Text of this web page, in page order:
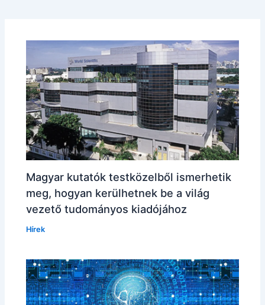
Magyar kutatók testközelből ismerhetik
meg, hogyan kerülhetnek be a világ
vezető tudományos kiadójához
Hírek